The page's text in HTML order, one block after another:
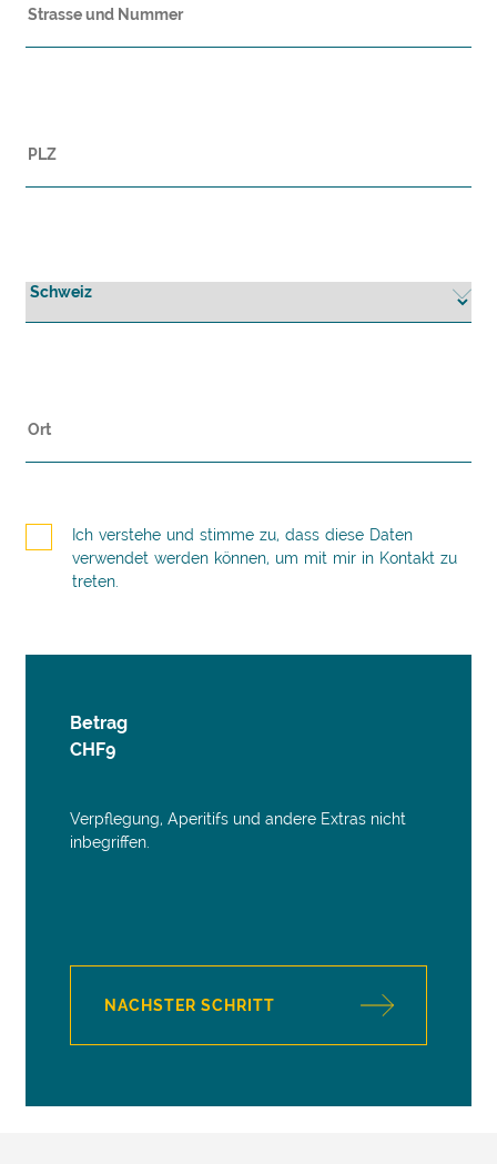
Ich verstehe und stimme zu, dass diese Daten
verwendet werden können, um mit mir in Kontakt zu
treten.
Betrag
CHF9
Verpflegung, Aperitifs und andere Extras nicht
inbegriffen.
NACHSTER SCHRITT